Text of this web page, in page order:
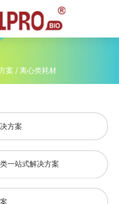
案 /离心类耗材
方案
一站式解决方案